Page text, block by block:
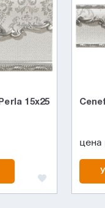
15x25
цена